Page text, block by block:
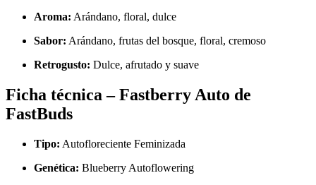
Aroma: Arándano, floral, dulce
Sabor: Arándano, frutas del bosque, floral, cremoso
Retrogusto: Dulce, afrutado y suave
Ficha técnica – Fastberry Auto de
FastBuds
Tipo: Autofloreciente Feminizada
Genética: Blueberry Autoflowering